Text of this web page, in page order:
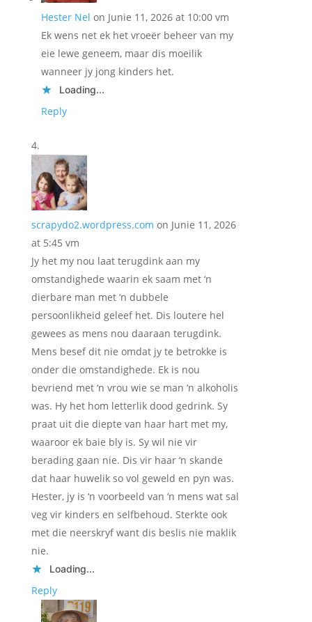
Hester Nel on Junie 11, 2026 at 10:00 vm
Ek wens net ek het vroeër beheer van my
eie lewe geneem, maar dis moeilik
wanneer jy jong kinders het.
Loading...
Reply
scrapydo2.wordpress.com on Junie 11, 2026
at 5:45 vm
Jy het my nou laat terugdink aan my
omstandighede waarin ek saam met ‘n
dierbare man met ‘n dubbele
persoonlikheid geleef het. Dis loutere hel
gewees as mens nou daaraan terugdink.
Mens besef dit nie omdat jy te betrokke is
onder die omstandighede. Ek is nou
bevriend met ‘n vrou wie se man ‘n alkoholis
was. Hy het hom letterlik dood gedrink. Sy
praat uit die diepte van haar hart met my,
waaroor ek baie bly is. Sy wil nie vir
berading gaan nie. Dis vir haar ‘n skande
dat haar huwelik so vol geweld en pyn was.
Hester, jy is ‘n voorbeeld van ‘n mens wat sal
veg vir kinders en selfbehoud. Sterkte ook
met die neerskryf want dis beslis nie maklik
nie.
Loading...
Reply